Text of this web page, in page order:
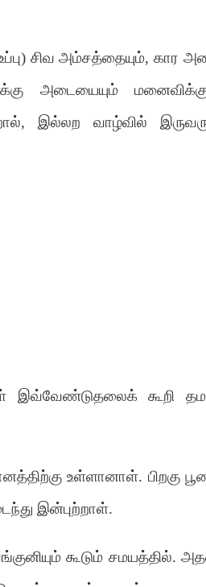
சிவ அம்சத்தையும், கார
அடையையும்
இல்லற வாழ்வில்
இவ்வேண்டுதலைக் கூறி
உள்ளானாள். பிறகு
இன்புற்றாள்.
கூடும் சமயத்தில்.